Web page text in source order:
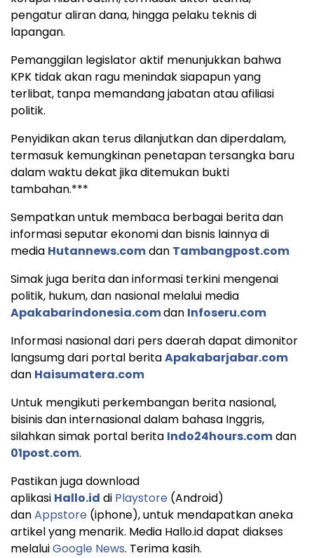
pengatur aliran dana, hingga pelaku teknis di
lapangan.
Pemanggilan legislator aktif menunjukkan bahwa
KPK tidak akan ragu menindak siapapun yang
terlibat, tanpa memandang jabatan atau afiliasi
politik.
Penyidikan akan terus dilanjutkan dan diperdalam,
termasuk kemungkinan penetapan tersangka baru
dalam waktu dekat jika ditemukan bukti
tambahan.***
Sempatkan untuk membaca berbagai berita dan
informasi seputar ekonomi dan bisnis lainnya di
media Hutannews.comdan Tambangpost.com
Simak juga berita dan informasi terkini mengenai
politik, hukum, dan nasional melalui media
Apakabarindonesia.comdan Infoseru.com
Informasi nasional dari pers daerah dapat dimonitor
langsumg dari portal beritaApakabarjabar.com
dan Haisumatera.com
Untuk mengikuti perkembangan berita nasional,
bisinis dan internasional dalam bahasa Inggris,
silahkan simak portal berita Indo24hours.comdan
01post.com.
Pastikan juga download
aplikasi Hallo.id di Playstore (Android)
danAppstore (iphone), untuk mendapatkan aneka
artikel yang menarik. Media Hallo.id dapat diakses
melaluiGoogle News. Terima kasih.